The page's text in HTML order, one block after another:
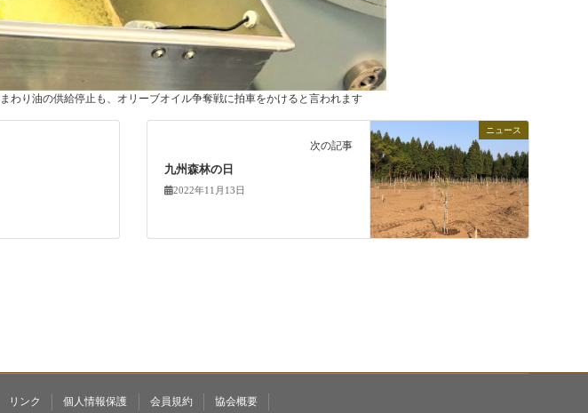
わり油の供給停止も、オリーブオイル争奪戦に拍車をかけると言われます
ニュース
次の記事
九州森林の日
2022年11月13日
リンク 個人情報保護 会員規約 協会概要